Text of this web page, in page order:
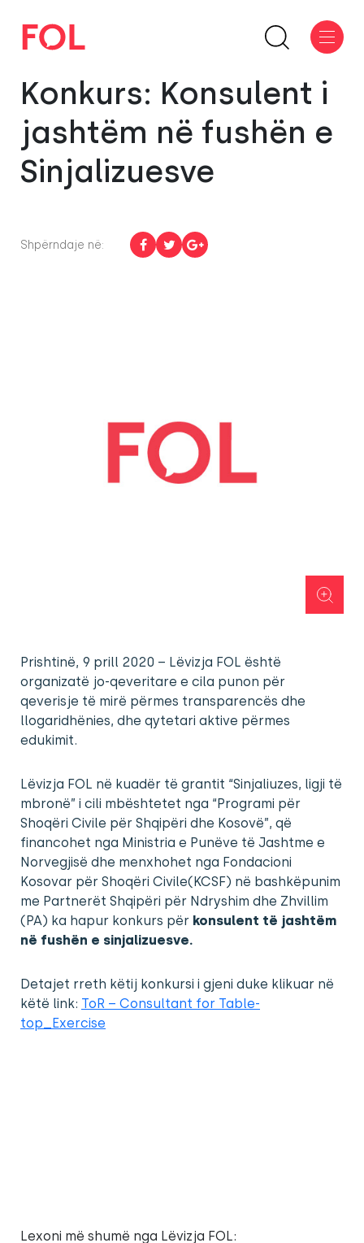
Konkurs: Konsulent i
jashtëm në fushën e
Sinjalizuesve
Shpërndaje në:
Prishtinë, 9 prill 2020 – Lëvizja FOL është
organizatë jo-qeveritare e cila punon për
qeverisje të mirë përmes transparencës dhe
llogaridhënies, dhe qytetari aktive përmes
edukimit.
Lëvizja FOL në kuadër të grantit “Sinjaliuzes, ligji të
mbronë” i cili mbështetet nga “Programi për
Shoqëri Civile për Shqipëri dhe Kosovë”, që
financohet nga Ministria e Punëve të Jashtme e
Norvegjisë dhe menxhohet nga Fondacioni
Kosovar për Shoqëri Civile(KCSF) në bashkëpunim
me Partnerët Shqipëri për Ndryshim dhe Zhvillim
(PA) ka hapur konkurs për konsulent të jashtëm
në fushën e sinjalizuesve.
Detajet rreth këtij konkursi i gjeni duke klikuar në
këtë link: ToR – Consultant for Table-
top_Exercise
Lexoni më shumë nga Lëvizja FOL: